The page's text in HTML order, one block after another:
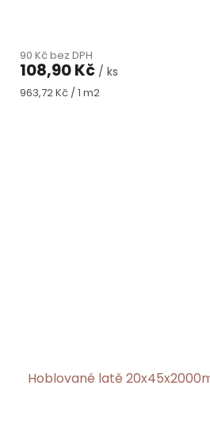
90 Kč bez DPH
108,90 Kč / ks
Měrná
963,72 Kč / 1 m2
Hoblované latě